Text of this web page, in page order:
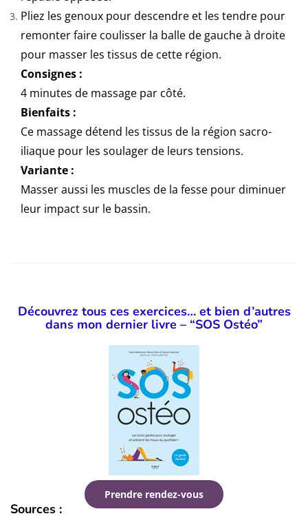
Pliez les genoux pour descendre et les tendre pour
remonter faire coulisser la balle de gauche à droite
pour masser les tissus de cette région.
Consignes :
4 minutes de massage par côté.
Bienfaits :
Ce massage détend les tissus de la région sacro-
iliaque pour les soulager de leurs tensions.
Variante :
Masser aussi les muscles de la fesse pour diminuer
leur impact sur le bassin.
Découvrez tous ces exercices… et bien d’autres
dans mon dernier livre – “SOS Ostéo”
Prendre rendez-vous
Sources :